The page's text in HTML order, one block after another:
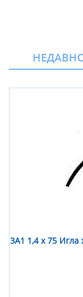
3А1 1,4 х 75 Игла